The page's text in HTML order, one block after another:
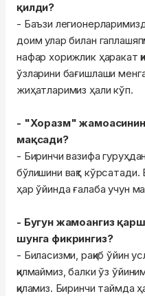
қилди?
- Баъзи
доим улар билан
нафар хорижлик ҳаракат
ўзларини бағишлаши
жиҳатларимиз ҳали кўп.
- "Хоразм"
мақсади?
- Биринчи вазифа
бўлишини вақт кўрсатади.
ҳар ўйинда ғалаба учун
- Бугун жамоангиз
шунга фикрингиз?
- Биласизми, рақиб ўйин
қилмаймиз, балки ўз
қиламиз. Биринчи таймда